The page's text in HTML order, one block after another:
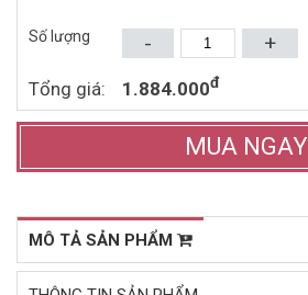
Số lượng +
-
Tổng giá: 1.884.000đ
MUA NGAY
MÔ TẢ SẢN PHẨM